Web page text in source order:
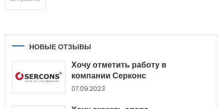
НОВЫЕ ОТЗЫВЫ
Хочу отметить работу в
компании Серконс
07.09.2023